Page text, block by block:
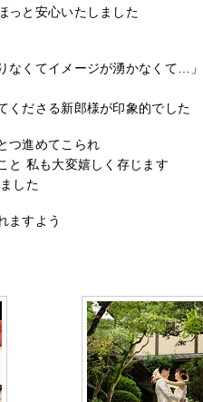
っと安心いたしました
なくてイメージが湧かなくて…」
くださる新郎様が印象的でした
つ進めてこられ
と 私も大変嬉しく存じます
した
ますよう